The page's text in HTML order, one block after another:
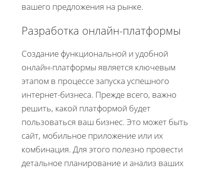
вашего предложения на рынке.
Разработка онлайн-платформы
Создание функциональной и удобной
онлайн-платформы является ключевым
этапом в процессе запуска успешного
интернет-бизнеса. Прежде всего, важно
решить, какой платформой будет
пользоваться ваш бизнес. Это может быть
сайт, мобильное приложение или их
комбинация. Для этого полезно провести
детальное планирование и анализ ваших